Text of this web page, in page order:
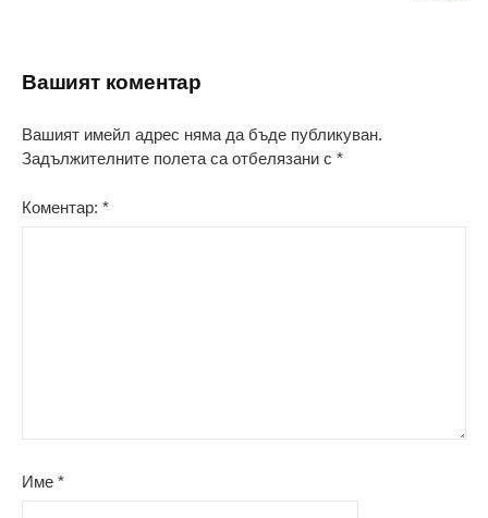
Вашият коментар
Вашият имейл адрес няма да бъде публикуван.
Задължителните полета са отбелязани с *
Коментар: *
Име *